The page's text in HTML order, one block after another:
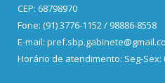
CEP: 68798970
Fone: (91) 3776-1152 / 98886-8558
E-mail:
Horário de atendimento: Seg-Sex: